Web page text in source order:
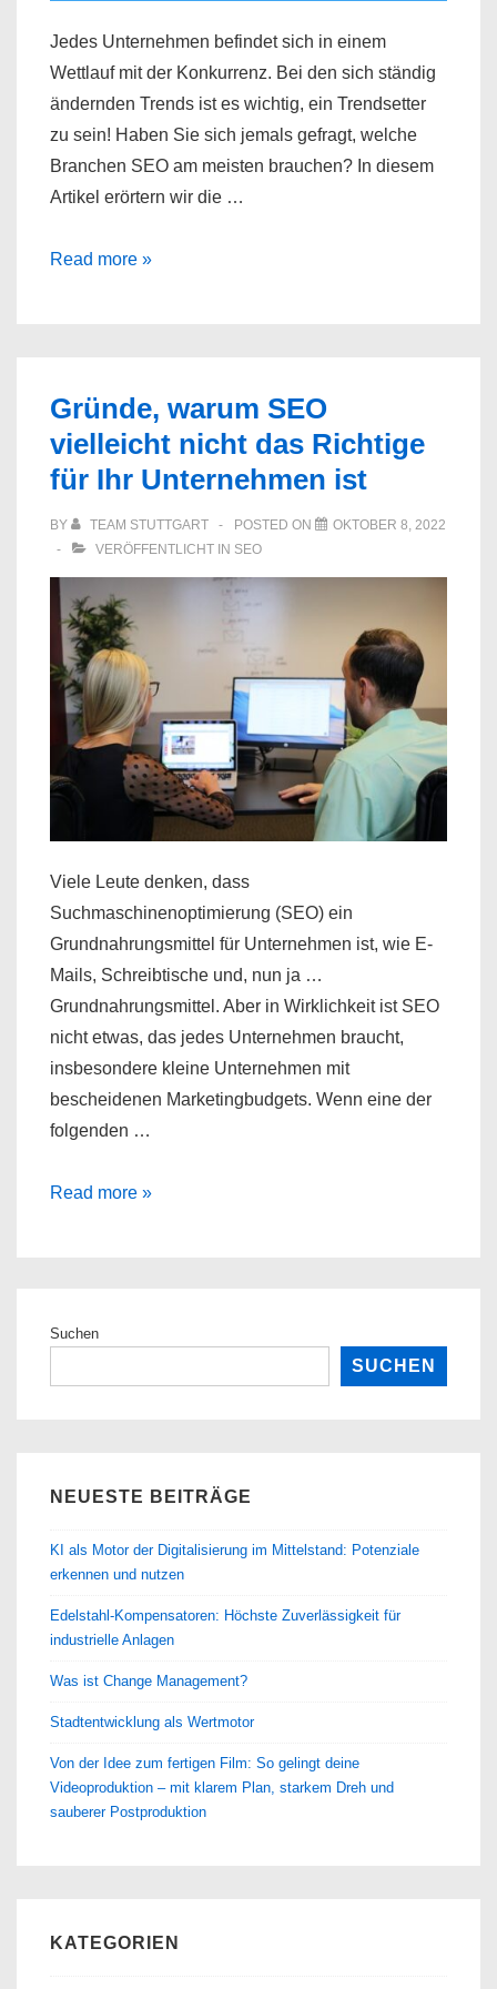
Jedes Unternehmen befindet sich in einem
Wettlauf mit der Konkurrenz. Bei den sich ständig
ändernden Trends ist es wichtig, ein Trendsetter
zu sein! Haben Sie sich jemals gefragt, welche
Branchen SEO am meisten brauchen? In diesem
Artikel erörtern wir die …
Welche
meisten?
Read more »
Gründe, warum SEO
vielleicht nicht das Richtige
für Ihr Unternehmen ist
BY TEAM STUTTGART POSTED ON
OKTOBER 8, 2022
VERÖFFENTLICHT IN SEO
Viele Leute denken, dass
Suchmaschinenoptimierung (SEO) ein
Grundnahrungsmittel für Unternehmen ist, wie E-
Mails, Schreibtische und, nun ja …
Grundnahrungsmittel. Aber in Wirklichkeit ist SEO
nicht etwas, das jedes Unternehmen braucht,
insbesondere kleine Unternehmen mit
bescheidenen Marketingbudgets. Wenn eine der
folgenden …
Gründe,
das
ist
Read more »
Suchen
SUCHEN
NEUESTE BEITRÄGE
KI als Motor der Digitalisierung im Mittelstand: Potenziale
erkennen und nutzen
Edelstahl-Kompensatoren: Höchste Zuverlässigkeit für
industrielle Anlagen
Was ist Change Management?
Stadtentwicklung als Wertmotor
Von der Idee zum fertigen Film: So gelingt deine
Videoproduktion – mit klarem Plan, starkem Dreh und
sauberer Postproduktion
KATEGORIEN